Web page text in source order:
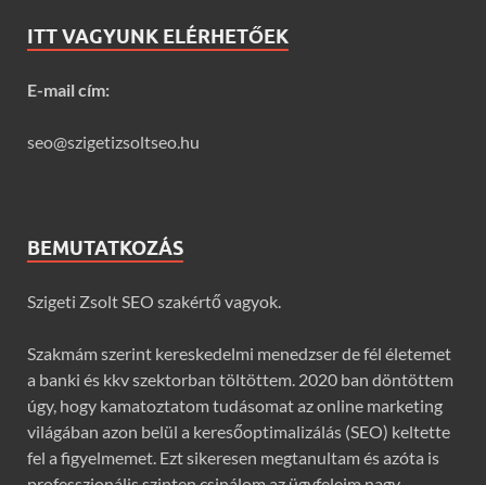
ITT VAGYUNK ELÉRHETŐEK
E-mail cím:
seo@szigetizsoltseo.hu
BEMUTATKOZÁS
Szigeti Zsolt SEO szakértő vagyok.
Szakmám szerint kereskedelmi menedzser de fél életemet
a banki és kkv szektorban töltöttem. 2020 ban döntöttem
úgy, hogy kamatoztatom tudásomat az online marketing
világában azon belül a keresőoptimalizálás (SEO) keltette
fel a figyelmemet. Ezt sikeresen megtanultam és azóta is